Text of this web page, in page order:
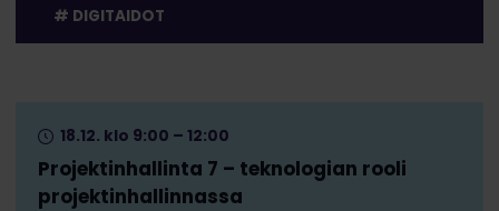
DIGITAIDOT
Projektinhallinta 7 – teknologian rooli
projektinhallinnassa
18.12. klo 9:00 – 12:00